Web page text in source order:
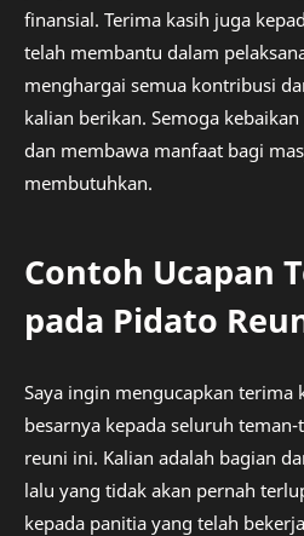
finansial. Terima kasih juga
telah membantu dalam
menghargai semua kontribusi
kalian berikan. Semoga
dan membawa manfaat bagi
membutuhkan.
Contoh Ucapan
pada Pidato
Saya ingin mengucapkan terima
besarnya kepada seluruh
reuni ini. Kalian adalah bagian
lalu yang tidak akan pernah
kepada panitia yang telah